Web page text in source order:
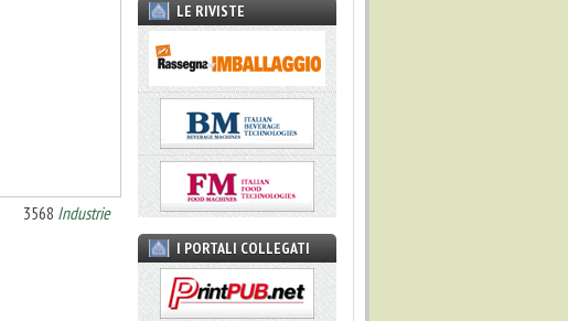
3568 Industrie
LE RIVISTE
I PORTALI COLLEGATI